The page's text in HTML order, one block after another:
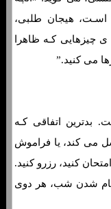
اسـت، هیجان طلبی،
چیزهایی کـه ظاهرا
می کنید.”
اتفاقی کـه
می کند، یا فراموش
کنید، رزرو کنید.
شدن شب، هر دوی